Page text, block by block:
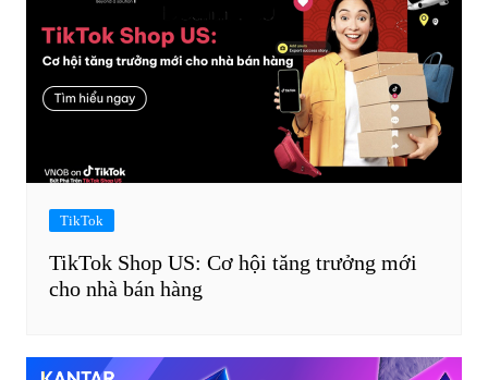
TikTok
TikTok Shop US: Cơ hội tăng trưởng mới
cho nhà bán hàng